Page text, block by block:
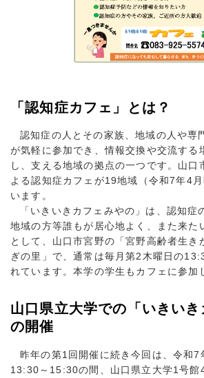
「認知症カフェ」とは？
認知症の人とその家族、地域の人や専
が気軽に参加でき、情報交換や交流する
し、支える地域の拠点の一つです。山口
よる認知症カフェが19地域（令和7年4
います。
「いきいきカフェみやの」は、認知症
地域の方等誰もが居心地よく、また来た
として、山口市宮野の「宮野高齢者生き
ぎの里」で、通常は毎月第2木曜日の
れています。本学の学生もカフェに参加
山口県立大学での「いきいき
の開催
昨年の第1回開催に続き今回は、令和7
13:30～15:30の間、山口県立大学1号館